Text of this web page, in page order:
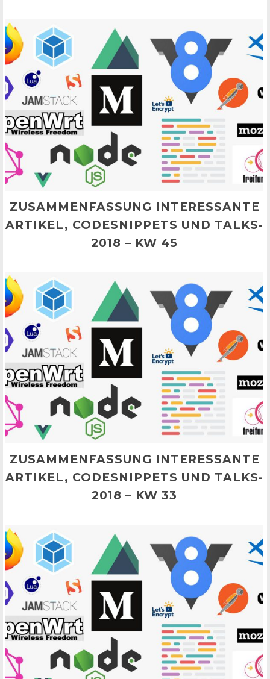
ZUSAMMENFASSUNG INTERESSANTE
ARTIKEL, CODESNIPPETS UND TALKS-
2018 – KW 45
ZUSAMMENFASSUNG INTERESSANTE
ARTIKEL, CODESNIPPETS UND TALKS-
2018 – KW 33